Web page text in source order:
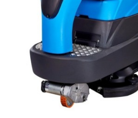
Halı Yıkama Makinesi
Hijyen Malzemeleri
Kıvırcık paspas
Mekanik Dış Alan Süpürücüler
Otel Ekipmanları